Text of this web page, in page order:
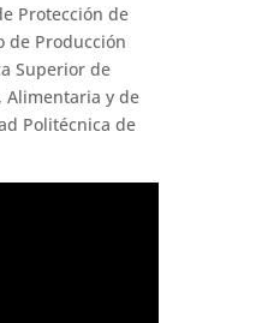
Protección de
de Producción
Superior de
Alimentaria y de
Politécnica de